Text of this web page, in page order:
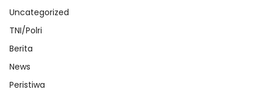
Uncategorized
TNI/Polri
Berita
News
Peristiwa